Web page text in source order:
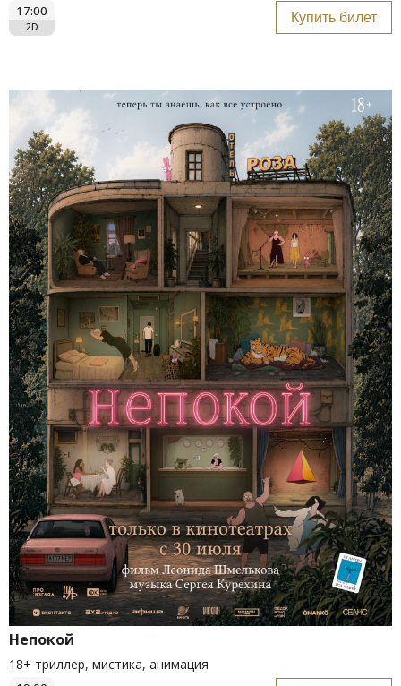
17:00
2D
Купить билет
Непокой
18+ триллер, мистика, анимация